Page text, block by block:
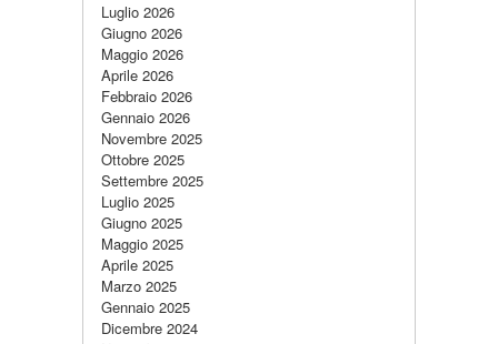
Luglio 2026
Giugno 2026
Maggio 2026
Aprile 2026
Febbraio 2026
Gennaio 2026
Novembre 2025
Ottobre 2025
Settembre 2025
Luglio 2025
Giugno 2025
Maggio 2025
Aprile 2025
Marzo 2025
Gennaio 2025
Dicembre 2024